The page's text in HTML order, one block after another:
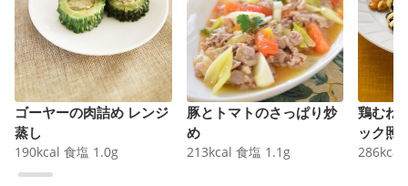
ゴーヤーの肉詰め レンジ
蒸し
190kcal 食塩 1.0g
豚とトマトのさっぱり炒
め
213kcal 食塩 1.1 g
鶏むね
ック照
286kcal